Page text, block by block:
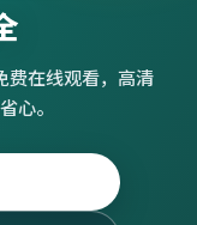
费在线观看，高清
心。